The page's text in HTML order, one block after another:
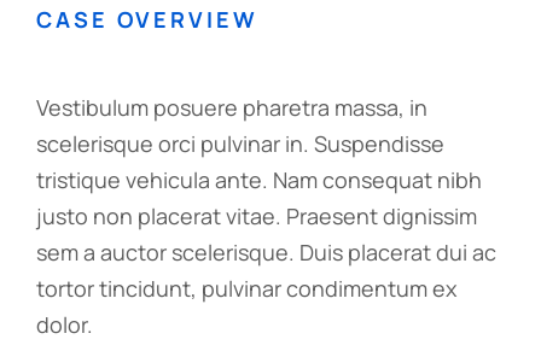
CASE OVERVIEW
Vestibulum posuere pharetra massa, in
scelerisque orci pulvinar in. Suspendisse
tristique vehicula ante. Nam consequat nibh
justo non placerat vitae. Praesent dignissim
sem a auctor scelerisque. Duis placerat dui ac
tortor tincidunt, pulvinar condimentum ex
dolor.